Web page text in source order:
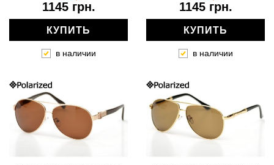
1145 грн.
КУПИТЬ
в наличии
1145 грн.
КУПИТЬ
в наличии